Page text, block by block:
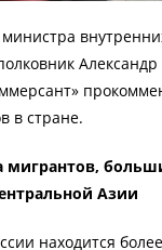
Александр
в стране.
мигрантов,
Азии
находится